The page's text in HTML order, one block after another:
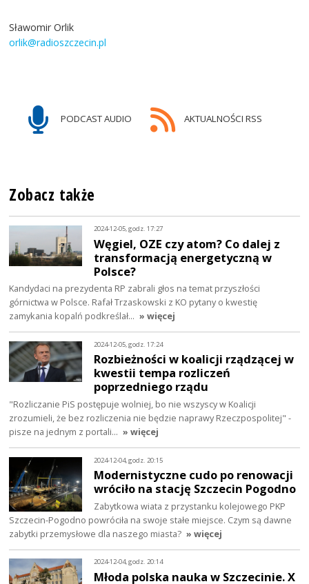
Sławomir Orlik
orlik@radioszczecin.pl
PODCAST AUDIO AKTUALNOŚCI RSS
Zobacz także
2024-12-05, godz. 17:27
Węgiel, OZE czy atom? Co dalej z
transformacją energetyczną w
Polsce?
Kandydaci na prezydenta RP zabrali głos na temat przyszłości
górnictwa w Polsce. Rafał Trzaskowski z KO pytany o kwestię
zamykania kopalń podkreślał… » więcej
2024-12-05, godz. 17:24
Rozbieżności w koalicji rządzącej w
kwestii tempa rozliczeń
poprzedniego rządu
"Rozliczanie PiS postępuje wolniej, bo nie wszyscy w Koalicji
zrozumieli, że bez rozliczenia nie będzie naprawy Rzeczpospolitej" -
pisze na jednym z portali… » więcej
2024-12-04, godz. 20:15
Modernistyczne cudo po renowacji
wróciło na stację Szczecin Pogodno
Zabytkowa wiata z przystanku kolejowego PKP
Szczecin-Pogodno powróciła na swoje stałe miejsce. Czym są dawne
zabytki przemysłowe dla naszego miasta? » więcej
2024-12-04, godz. 20:14
Młoda polska nauka w Szczecinie. X